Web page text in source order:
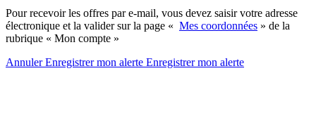
Pour recevoir les offres par e-mail, vous devez saisir votre adresse
électronique et la valider sur la page « Mes coordonnées » de la
rubrique « Mon compte »
AnnulerEnregistrer mon alerte Enregistrermon alerte